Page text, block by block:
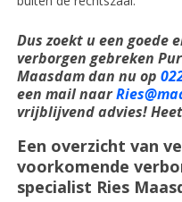
Dus zoekt u een goede
verborgen gebreken
Maasdam dan nu op
een mail naar
vrijblijvend advies!
Een overzicht van
voorkomende
specialist Ries